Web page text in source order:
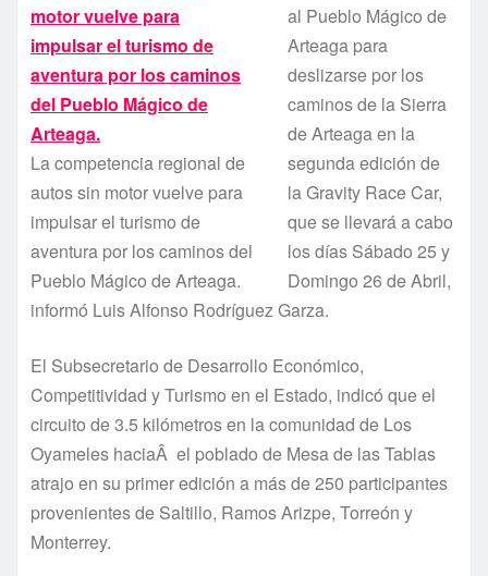
La competencia regional de
autos sin motor vuelve para
impulsar el turismo de
aventura por los caminos del
Pueblo Mágico de Arteaga.
al Pueblo Mágico de
Arteaga para
deslizarse por los
caminos de la Sierra
de Arteaga en la
segunda edición de
la Gravity Race Car,
que se llevará a cabo
los dí­as Sábado 25 y
Domingo 26 de Abril,
informó Luis Alfonso Rodrí­guez Garza.
El Subsecretario de Desarrollo Económico,
Competitividad y Turismo en el Estado, indicó que el
circuito de 3.5 kilómetros en la comunidad de Los
Oyameles haciaÂ el poblado de Mesa de las Tablas
atrajo en su primer edición a más de 250 participantes
provenientes de Saltillo, Ramos Arizpe, Torreón y
Monterrey.